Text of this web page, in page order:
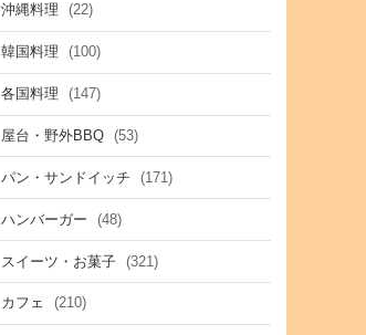
沖縄料理 (22)
韓国料理 (100)
各国料理 (147)
屋台・野外BBQ (53)
パン・サンドイッチ (171)
ハンバーガー (48)
スイーツ・お菓子 (321)
カフェ (210)